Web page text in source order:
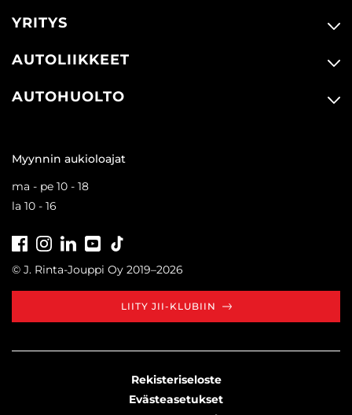
YRITYS
AUTOLIIKKEET
AUTOHUOLTO
Myynnin aukioloajat
ma - pe 10 - 18
la 10 - 16
FacebookInstagramLinkedInYoutube
© J. Rinta-Jouppi Oy 2019–2026
LIITY JII-KLUBIIN
Rekisteriseloste
Evästeasetukset